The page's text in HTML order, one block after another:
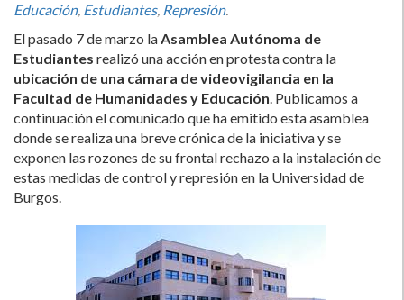
Educación, Estudiantes, Represión.
El pasado 7 de marzo laAsamblea Autónoma de
Estudiantes realizó una acción en protesta contra la
ubicación de una cámara de videovigilancia en la
Facultad de Humanidades y Educación. Publicamos a
continuación el comunicado que ha emitido esta asamblea
donde se realiza una breve crónica de la iniciativa y se
exponen las rozones de su frontal rechazo a la instalación de
estas medidas de control y represión en la Universidad de
Burgos.